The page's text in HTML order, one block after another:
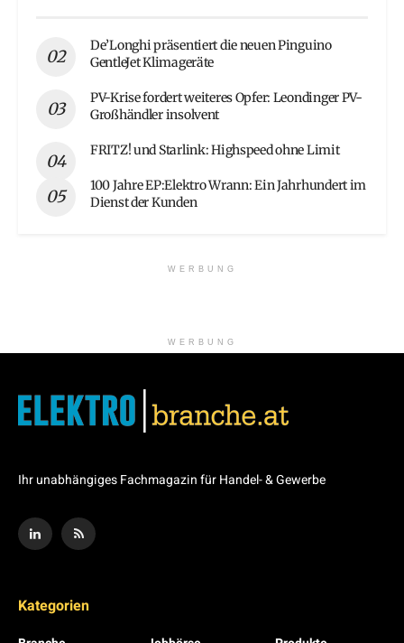
De’Longhi präsentiert die neuen Pinguino
GentleJet Klimageräte
PV-Krise fordert weiteres Opfer: Leondinger PV-
Großhändler insolvent
FRITZ! und Starlink: Highspeed ohne Limit
100 Jahre EP:Elektro Wrann: Ein Jahrhundert im
Dienst der Kunden
WERBUNG
WERBUNG
Ihr unabhängiges Fachmagazin für Handel- & Gewerbe
Kategorien